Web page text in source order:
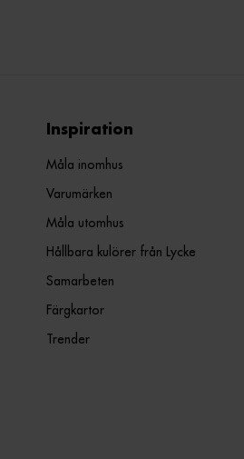
Inspiration
Måla inomhus
Varumärken
Måla utomhus
Hållbara kulörer från Lycke
Samarbeten
Färgkartor
Trender